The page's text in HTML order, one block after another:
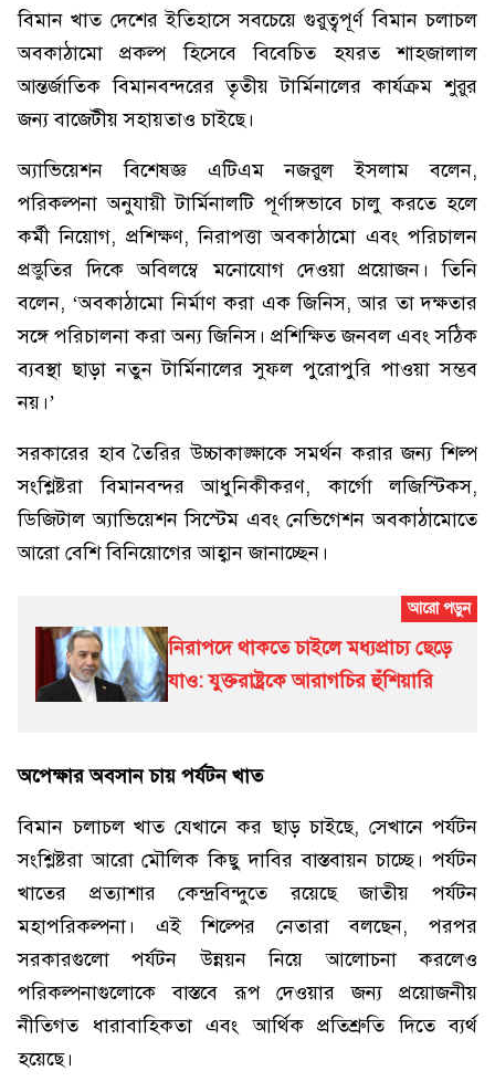
বিমান খাত দেশের ইতিহাসে সবচেয়ে গুরুত্বপূর্ণ বিমান চলাচল
অবকাঠামো প্রকল্প হিসেবে বিবেচিত হযরত শাহজালাল
আন্তর্জাতিক বিমানবন্দরের তৃতীয় টার্মিনালের কার্যক্রম শুরুর
জন্য বাজেটীয় সহায়তাও চাইছে।
অ্যাভিয়েশন বিশেষজ্ঞ এটিএম নজরুল ইসলাম বলেন,
পরিকল্পনা অনুযায়ী টার্মিনালটি পূর্ণাঙ্গভাবে চালু করতে হলে
কর্মী নিয়োগ, প্রশিক্ষণ, নিরাপত্তা অবকাঠামো এবং পরিচালন
প্রস্তুতির দিকে অবিলম্বে মনোযোগ দেওয়া প্রয়োজন। তিনি
বলেন, ‘অবকাঠামো নির্মাণ করা এক জিনিস, আর তা দক্ষতার
সঙ্গে পরিচালনা করা অন্য জিনিস। প্রশিক্ষিত জনবল এবং সঠিক
ব্যবস্থা ছাড়া নতুন টার্মিনালের সুফল পুরোপুরি পাওয়া সম্ভব
নয়।’
সরকারের হাব তৈরির উচ্চাকাঙ্ক্ষাকে সমর্থন করার জন্য শিল্প
সংশ্লিষ্টরা বিমানবন্দর আধুনিকীকরণ, কার্গো লজিস্টিকস,
ডিজিটাল অ্যাভিয়েশন সিস্টেম এবং নেভিগেশন অবকাঠামোতে
আরো বেশি বিনিয়োগের আহ্বান জানাচ্ছেন।
নিরাপদে থাকতে চাইলে মধ্যপ্রাচ্য ছেড়ে
যাও: যুক্তরাষ্ট্রকে আরাগচির হুঁশিয়ারি
অপেক্ষার অবসান চায় পর্যটন খাত
বিমান চলাচল খাত যেখানে কর ছাড় চাইছে, সেখানে পর্যটন
সংশ্লিষ্টরা আরো মৌলিক কিছু দাবির বাস্তবায়ন চাচ্ছে। পর্যটন
খাতের প্রত্যাশার কেন্দ্রবিন্দুতে রয়েছে জাতীয় পর্যটন
মহাপরিকল্পনা। এই শিল্পের নেতারা বলছেন, পরপর
সরকারগুলো পর্যটন উন্নয়ন নিয়ে আলোচনা করলেও
পরিকল্পনাগুলোকে বাস্তবে রূপ দেওয়ার জন্য প্রয়োজনীয়
নীতিগত ধারাবাহিকতা এবং আর্থিক প্রতিশ্রুতি দিতে ব্যর্থ
হয়েছে।